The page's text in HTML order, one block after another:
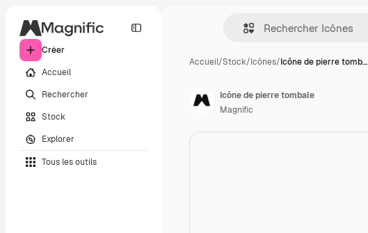
Créer
Accueil
Rechercher
Stock
Explorer
Tous les outils
Accueil/Stock/Icônes/Icône de pierre tomb…
Icône de pierre tombale
Magnific